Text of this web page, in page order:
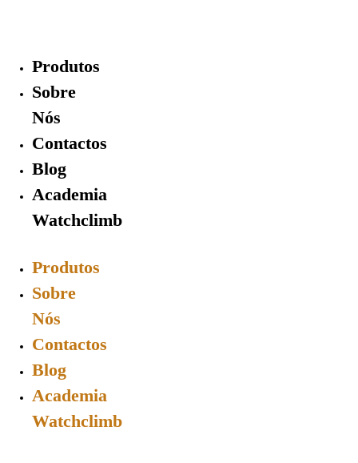
Produtos
Sobre
Nós
Contactos
Blog
Academia
Watchclimb
Produtos
Sobre
Nós
Contactos
Blog
Academia
Watchclimb